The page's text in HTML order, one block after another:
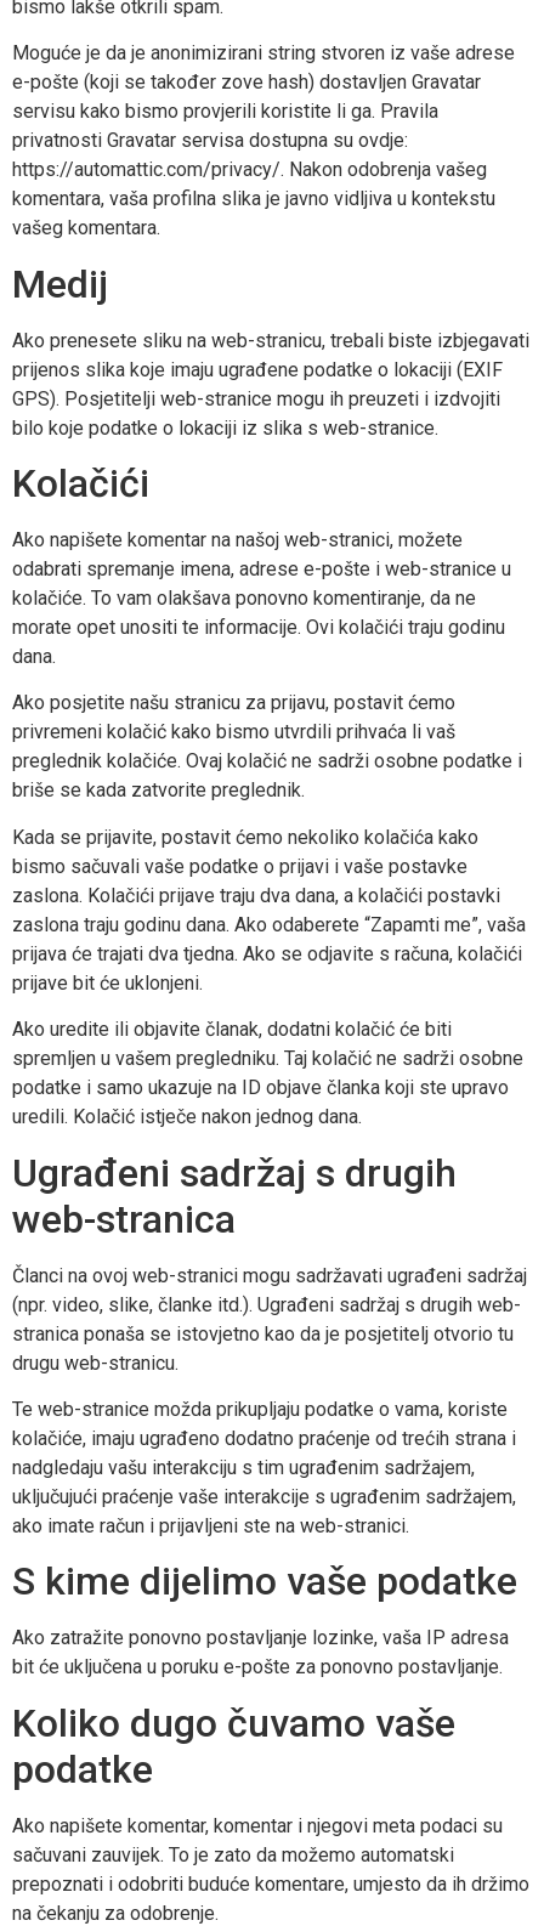
bismo lakše otkrili spam.
Moguće je da je anonimizirani string stvoren iz vaše adrese
e-pošte (koji se također zove hash) dostavljen Gravatar
servisu kako bismo provjerili koristite li ga. Pravila
privatnosti Gravatar servisa dostupna su ovdje:
https://automattic.com/privacy/. Nakon odobrenja vašeg
komentara, vaša profilna slika je javno vidljiva u kontekstu
vašeg komentara.
Medij
Ako prenesete sliku na web-stranicu, trebali biste izbjegavati
prijenos slika koje imaju ugrađene podatke o lokaciji (EXIF
GPS). Posjetitelji web-stranice mogu ih preuzeti i izdvojiti
bilo koje podatke o lokaciji iz slika s web-stranice.
Kolačići
Ako napišete komentar na našoj web-stranici, možete
odabrati spremanje imena, adrese e-pošte i web-stranice u
kolačiće. To vam olakšava ponovno komentiranje, da ne
morate opet unositi te informacije. Ovi kolačići traju godinu
dana.
Ako posjetite našu stranicu za prijavu, postavit ćemo
privremeni kolačić kako bismo utvrdili prihvaća li vaš
preglednik kolačiće. Ovaj kolačić ne sadrži osobne podatke i
briše se kada zatvorite preglednik.
Kada se prijavite, postavit ćemo nekoliko kolačića kako
bismo sačuvali vaše podatke o prijavi i vaše postavke
zaslona. Kolačići prijave traju dva dana, a kolačići postavki
zaslona traju godinu dana. Ako odaberete “Zapamti me”, vaša
prijava će trajati dva tjedna. Ako se odjavite s računa, kolačići
prijave bit će uklonjeni.
Ako uredite ili objavite članak, dodatni kolačić će biti
spremljen u vašem pregledniku. Taj kolačić ne sadrži osobne
podatke i samo ukazuje na ID objave članka koji ste upravo
uredili. Kolačić istječe nakon jednog dana.
Ugrađeni sadržaj s drugih
web-stranica
Članci na ovoj web-stranici mogu sadržavati ugrađeni sadržaj
(npr. video, slike, članke itd.). Ugrađeni sadržaj s drugih web-
stranica ponaša se istovjetno kao da je posjetitelj otvorio tu
drugu web-stranicu.
Te web-stranice možda prikupljaju podatke o vama, koriste
kolačiće, imaju ugrađeno dodatno praćenje od trećih strana i
nadgledaju vašu interakciju s tim ugrađenim sadržajem,
uključujući praćenje vaše interakcije s ugrađenim sadržajem,
ako imate račun i prijavljeni ste na web-stranici.
S kime dijelimo vaše podatke
Ako zatražite ponovno postavljanje lozinke, vaša IP adresa
bit će uključena u poruku e-pošte za ponovno postavljanje.
Koliko dugo čuvamo vaše
podatke
Ako napišete komentar, komentar i njegovi meta podaci su
sačuvani zauvijek. To je zato da možemo automatski
prepoznati i odobriti buduće komentare, umjesto da ih držimo
na čekanju za odobrenje.